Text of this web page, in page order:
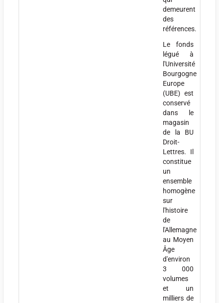
demeurent
des
références.
Le fonds
légué à
l'Université
Bourgogne
Europe
(UBE) est
conservé
dans le
magasin
de la BU
Droit-
Lettres. Il
constitue
un
ensemble
homogène
sur
l'histoire
de
l'Allemagne
au Moyen
Âge
d'environ
3 000
volumes
et un
milliers de